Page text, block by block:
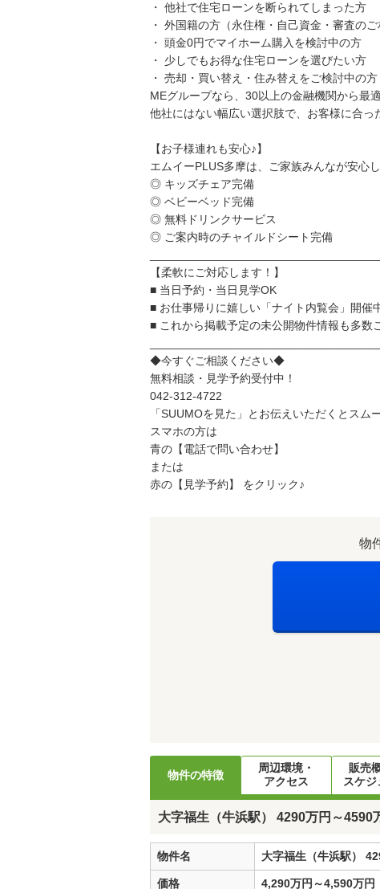
・ 他社で住宅ローンを断られてしまった方
・ 外国籍の方（永住権・自己資金・審査のご
・ 頭金0円でマイホーム購入を検討中の方
・ 少しでもお得な住宅ローンを選びたい方
・ 売却・買い替え・住み替えをご検討中の方
MEグループなら、30以上の金融機関から最
他社にはない幅広い選択肢で、お客様に合っ
【お子様連れも安心♪】
エムイーPLUS多摩は、ご家族みんなが安心
◎ キッズチェア完備
◎ ベビーベッド完備
◎ 無料ドリンクサービス
◎ ご案内時のチャイルドシート完備
【柔軟にご対応します！】
■ 当日予約・当日見学OK
■ お仕事帰りに嬉しい「ナイト内覧会」開催
■ これから掲載予定の未公開物件情報も多数
◆今すぐご相談ください◆
無料相談・見学予約受付中！
042-312-4722
「SUUMOを見た」とお伝えいただくとスム
スマホの方は
青の【電話で問い合わせ】
または
赤の【見学予約】 をクリック♪
物
物件の特徴
周辺環境・
アクセス
販売
スケ
大字福生（牛浜駅） 4290万円～4590
物件名 大字福生（牛浜駅）
価格 4,290万円～4,590万円